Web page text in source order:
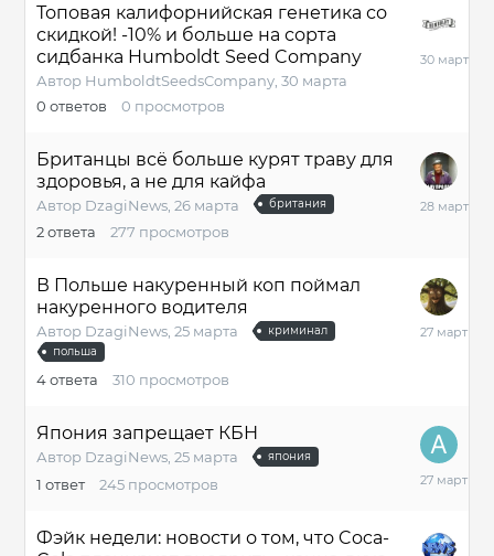
Топовая калифорнийская генетика со
скидкой! -10% и больше на сорта
сидбанка Humboldt Seed Company
Автор HumboldtSeedsCompany 30 марта
0 ответов 0 просмотров
30
Британцы всё больше курят траву для
здоровья, а не для кайфа
Автор DzagiNews 26 марта британия
2ответа 277 просмотров
28
В Польше накуренный коп поймал
накуренного водителя
Автор DzagiNews, 25 марта
криминал
польша
4ответа 310 просмотров
27
Япония запрещает КБН
Автор DzagiNews, 25 марта япония
1 ответ 245 просмотров
27
Фэйк недели: новости о том, что Coca-